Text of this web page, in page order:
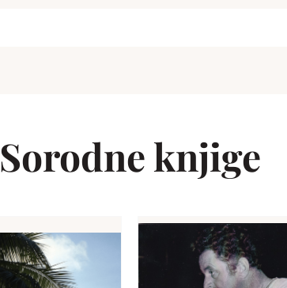
Sorodne knjige